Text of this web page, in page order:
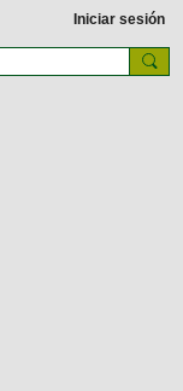
Iniciar sesión